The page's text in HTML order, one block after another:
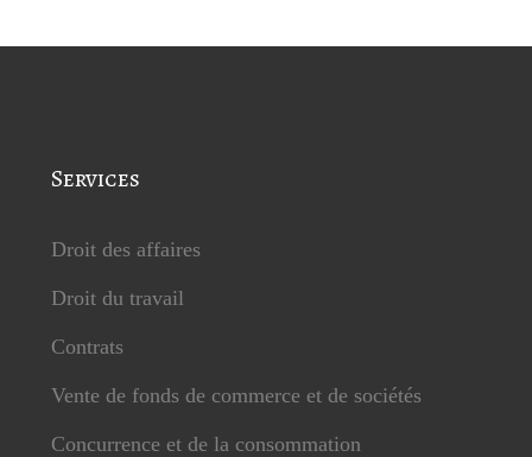
Services
Droit des affaires
Droit du travail
Contrats
Vente de fonds de commerce et de sociétés
Concurrence et de la consommation